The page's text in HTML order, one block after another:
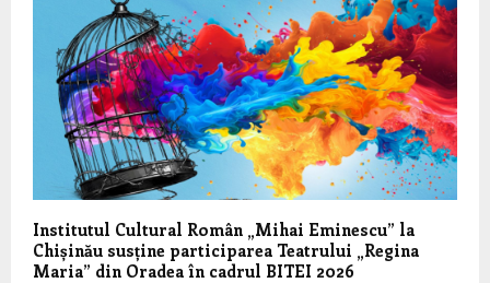
Institutul Cultural Român „Mihai Eminescu” la
Chișinău susține participarea Teatrului „Regina
Maria” din Oradea în cadrul BITEI 2026